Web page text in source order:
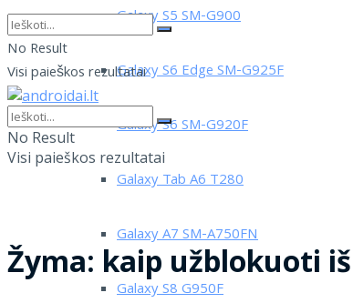
Galaxy S5 SM-G900
Galaxy S6 Edge SM-G925F
Galaxy S6 SM-G920F
Galaxy Tab A6 T280
Galaxy A7 SM-A750FN
Galaxy S8 G950F
No Result
Visi paieškos rezultatai
No Result
Visi paieškos rezultatai
Žyma: kaip užblokuoti